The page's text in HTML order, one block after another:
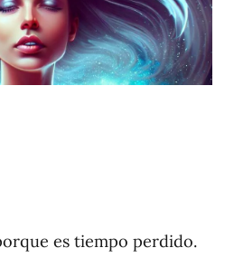
es tiempo perdido.